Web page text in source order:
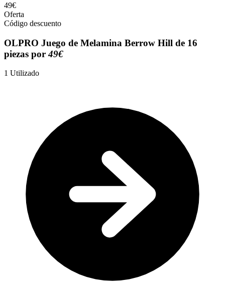
49€
Oferta
Código descuento
OLPRO Juego de Melamina Berrow Hill de 16
piezas por49€
1 Utilizado